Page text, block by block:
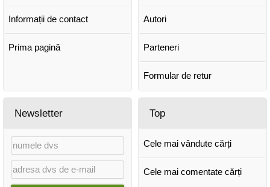
Informații de contact
Prima pagină
Autori
Parteneri
Formular de retur
Newsletter Top
Cele mai vândute cărți
Cele mai comentate cărți